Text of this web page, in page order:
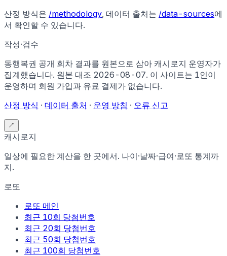
산정 방식은 /methodology, 데이터 출처는 /data-sources에
서 확인할 수 있습니다.
작성·검수
동행복권 공개 회차 결과를 원본으로 삼아 캐시로지 운영자가
집계했습니다. 원본 대조 2026-08-07. 이 사이트는 1인이
운영하며 회원 가입과 유료 결제가 없습니다.
산정 방식 · 데이터 출처 · 운영 방침 · 오류 신고
↗
캐시로지
일상에 필요한 계산을 한 곳에서. 나이·날짜·급여·로또 통계까
지.
로또
로또 메인
최근 10회 당첨번호
최근 20회 당첨번호
최근 50회 당첨번호
최근 100회 당첨번호